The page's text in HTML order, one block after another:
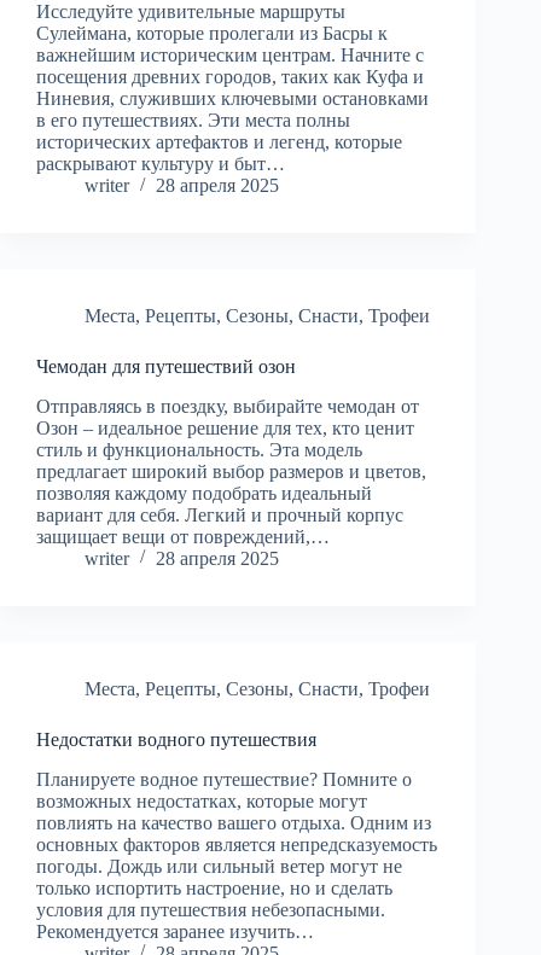
Исследуйте удивительные маршруты
Сулеймана, которые пролегали из Басры к
важнейшим историческим центрам. Начните с
посещения древних городов, таких как Куфа и
Ниневия, служивших ключевыми остановками
в его путешествиях. Эти места полны
исторических артефактов и легенд, которые
раскрывают культуру и быт…
writer
28 апреля 2025
Места, Рецепты, Сезоны, Снасти, Трофеи
Чемодан для путешествий озон
Отправляясь в поездку, выбирайте чемодан от
Озон – идеальное решение для тех, кто ценит
стиль и функциональность. Эта модель
предлагает широкий выбор размеров и цветов,
позволяя каждому подобрать идеальный
вариант для себя. Легкий и прочный корпус
защищает вещи от повреждений,…
writer
28 апреля 2025
Места, Рецепты, Сезоны, Снасти, Трофеи
Недостатки водного путешествия
Планируете водное путешествие? Помните о
возможных недостатках, которые могут
повлиять на качество вашего отдыха. Одним из
основных факторов является непредсказуемость
погоды. Дождь или сильный ветер могут не
только испортить настроение, но и сделать
условия для путешествия небезопасными.
Рекомендуется заранее изучить…